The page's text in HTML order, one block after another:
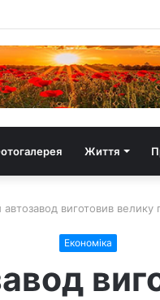
Життя
автозавод виготовив
Економіка